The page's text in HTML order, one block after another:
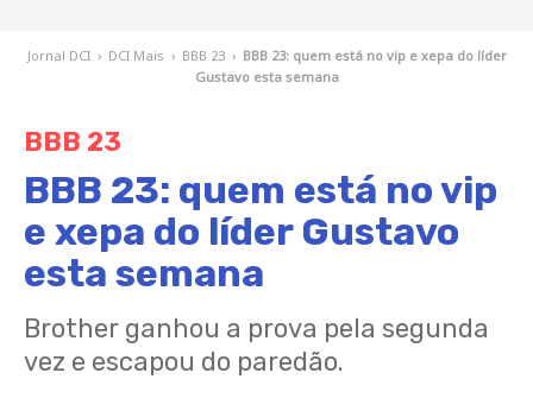
Jornal DCI › DCI Mais › BBB 23 › BBB 23: quem está no vip e xepa do líder
Gustavo esta semana
BBB 23
BBB 23: quem está no vip
e xepa do líder Gustavo
esta semana
Brother ganhou a prova pela segunda
vez e escapou do paredão.